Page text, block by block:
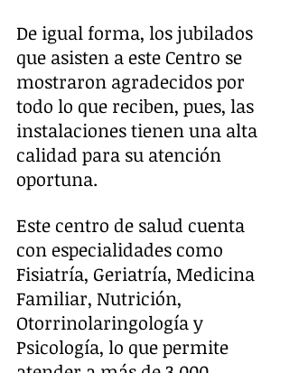
De igual forma, los jubilados
que asisten a este Centro se
mostraron agradecidos por
todo lo que reciben, pues, las
instalaciones tienen una alta
calidad para su atención
oportuna.
Este centro de salud cuenta
con especialidades como
Fisiatría, Geriatría, Medicina
Familiar, Nutrición,
Otorrinolaringología y
Psicología, lo que permite